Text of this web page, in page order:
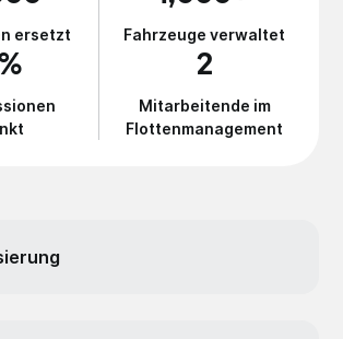
ersetzt Fahrzeuge verwaltet
2
Mitarbeitende im
Flottenmanagement